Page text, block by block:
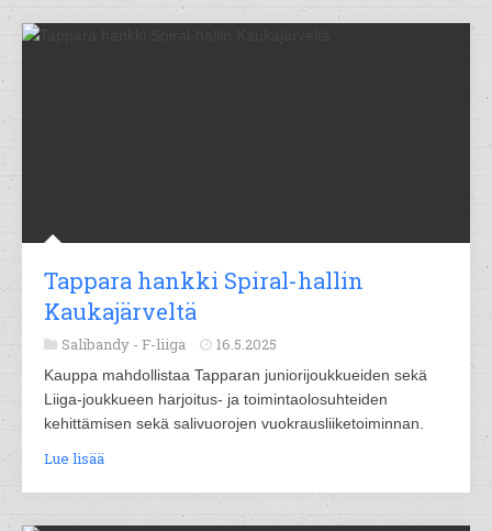
Tappara hankki Spiral-hallin
Kaukajärveltä
Salibandy - F-liiga 16.5.2025
Kauppa mahdollistaa Tapparan juniorijoukkueiden sekä
Liiga-joukkueen harjoitus- ja toimintaolosuhteiden
kehittämisen sekä salivuorojen vuokrausliiketoiminnan.
Lue lisää